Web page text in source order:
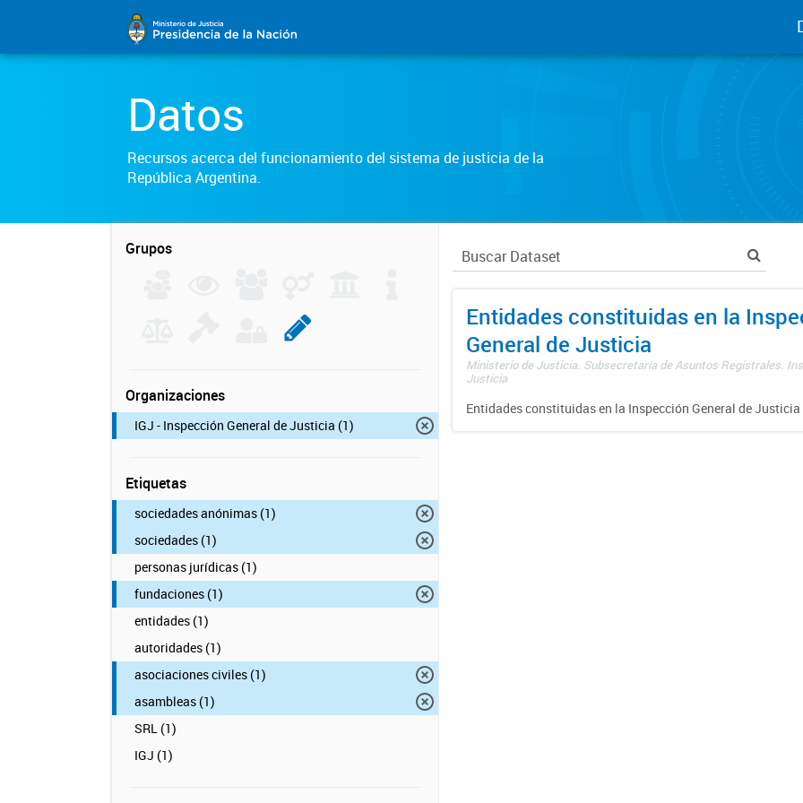
Datos
Recursos acerca del funcionamiento del sistema de justicia de la
República Argentina.
Grupos
Organizaciones
IGJ - Inspección General de Justicia (1)
Etiquetas
sociedades anónimas (1)
sociedades (1)
personas jurídicas (1)
fundaciones (1)
entidades (1)
autoridades (1)
asociaciones civiles (1)
asambleas (1)
SRL (1)
IGJ (1)
Entidades constituidas en la
General de Justicia
Ministerio de Justicia. Subsecretaría de Asuntos Registrales.
Justicia
Entidades constituidas en la Inspección General de Justicia